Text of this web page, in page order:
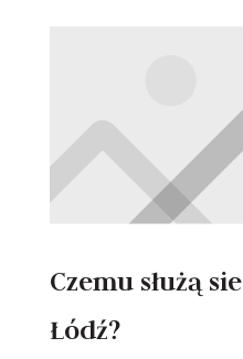
Czemu służą
Łódź?